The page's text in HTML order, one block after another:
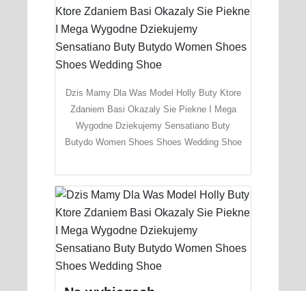
Dzis Mamy Dla Was Model Holly Buty Ktore
Zdaniem Basi Okazaly Sie Piekne I Mega
Wygodne Dziekujemy Sensatiano Buty
Butydo Women Shoes Shoes Wedding Shoe